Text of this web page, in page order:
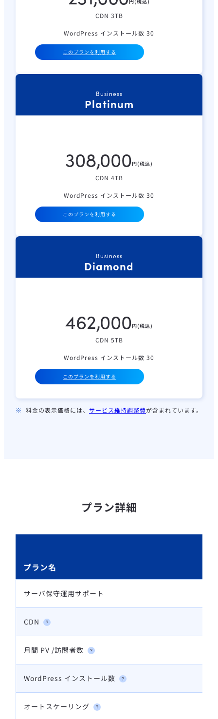
CDN 3TB
WordPress インストール数 30
このプランを利用する
Business
Platinum
308,000円(税込)
CDN 4TB
WordPress インストール数 30
このプランを利用する
Business
Diamond
462,000円(税込)
CDN 5TB
WordPress インストール数 30
このプランを利用する
料金の表示価格には、 サービス維持調整費が含まれています。
プラン詳細
プラン名
サーバ保守運用サポート
CDN
月間 PV /訪問者数
WordPress インストール数
オートスケーリング